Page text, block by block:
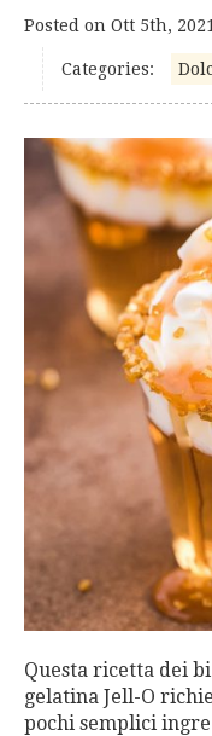
Posted on Ott 5th, 2021
Categories:
Questa ricetta dei
gelatina Jell-O
pochi semplici